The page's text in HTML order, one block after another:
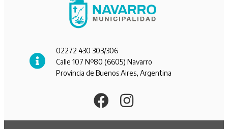
02272 430 303/306
Calle 107 Nº80 (6605) Navarro
Provincia de Buenos Aires, Argentina